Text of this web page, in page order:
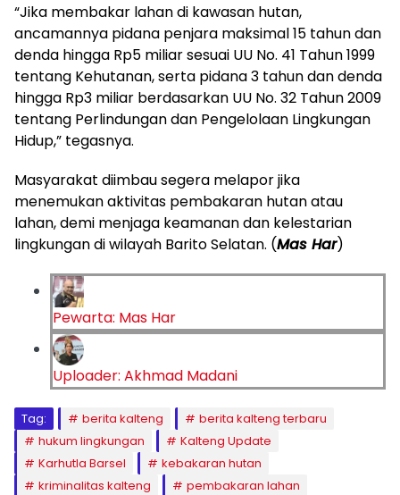
“Jika membakar lahan di kawasan hutan,
ancamannya pidana penjara maksimal 15 tahun dan
denda hingga Rp5 miliar sesuai UU No. 41 Tahun 1999
tentang Kehutanan, serta pidana 3 tahun dan denda
hingga Rp3 miliar berdasarkan UU No. 32 Tahun 2009
tentang Perlindungan dan Pengelolaan Lingkungan
Hidup,” tegasnya.
Masyarakat diimbau segera melapor jika
menemukan aktivitas pembakaran hutan atau
lahan, demi menjaga keamanan dan kelestarian
lingkungan di wilayah Barito Selatan. (Mas Har)
Pewarta: Mas Har
Uploader: Akhmad Madani
Tag: berita kalteng
berita kalteng terbaru
hukum lingkungan
Kalteng Update
Karhutla Barsel
kebakaran hutan
kriminalitas kalteng
pembakaran lahan